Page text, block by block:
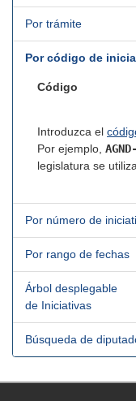
Por trámite
Por código de
Código
Introduzca el
Por ejemplo,
legislatura se
Por número de
Por rango de fechas
Árbol desplegable
de Iniciativas
Búsqueda de